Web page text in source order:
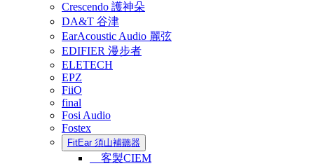
Crescendo 護神朵
DA&T 谷津
EarAcoustic Audio 麗弦
EDIFIER 漫步者
ELETECH
EPZ
FiiO
final
Fosi Audio
Fostex
FitEar 須山補聽器
客製CIEM